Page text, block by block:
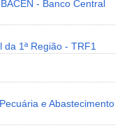
- Banco Central
da 1ª Região - TRF1
e Abastecimento